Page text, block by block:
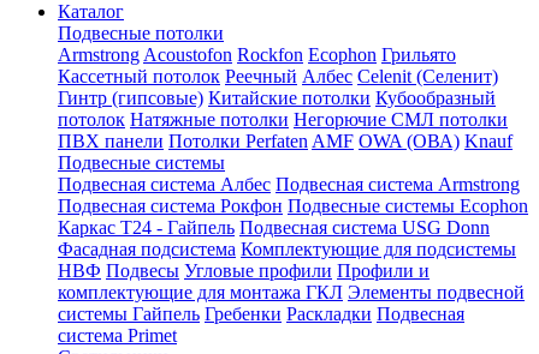
Каталог
Подвесные потолки
Armstrong Acoustofon Rockfon Ecophon Грильято
Кассетный потолок Реечный Албес Celenit (Селенит)
Гинтр (гипсовые) Китайские потолки Кубообразный
потолок Натяжные потолки Негорючие СМЛ потолки
ПВХ панели Потолки Perfaten AMF OWA (ОВА) Knauf
Подвесные системы
Подвесная система Албес Подвесная система Armstrong
Подвесная система Рокфон Подвесные системы Ecophon
Каркас Т24 - Гайпель Подвесная система USG Donn
Фасадная подсистема Комплектующие для подсистемы
НВФ Подвесы Угловые профили Профили и
комплектующие для монтажа ГКЛ Элементы подвесной
системы Гайпель Гребенки Раскладки Подвесная
система Primet